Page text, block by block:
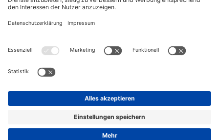
Aktuelle News rund um ScanHaus &
das Thema Hausbau
Sofort informiert über neue Artikel
ZUM NEWSLETTER ANMELDEN